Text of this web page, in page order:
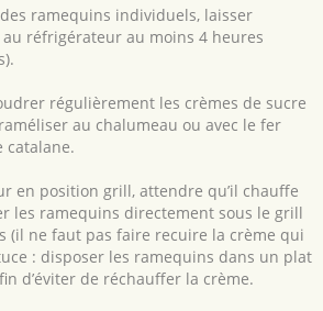
ramequins individuels, laisser
réfrigérateur au moins 4 heures
régulièrement les crèmes de sucre
au chalumeau ou avec le fer
catalane.
en position grill, attendre qu’il chauffe
les ramequins directement sous le grill
(il ne faut pas faire recuire la crème qui
: disposer les ramequins dans un plat
d’éviter de réchauffer la crème.